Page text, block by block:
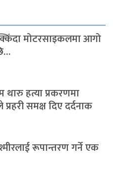
मोटरसाइकलमा आगो
थारु हत्या प्रकरणमा
समक्ष दिए दर्दनाक
रूपान्तरण गर्ने एक